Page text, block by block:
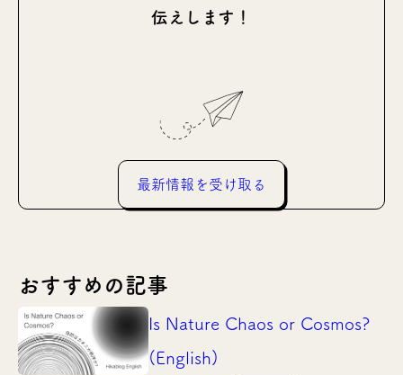
伝えします！
最新情報を受け取る
おすすめの記事
Is Nature Chaos or Cosmos?
(English)